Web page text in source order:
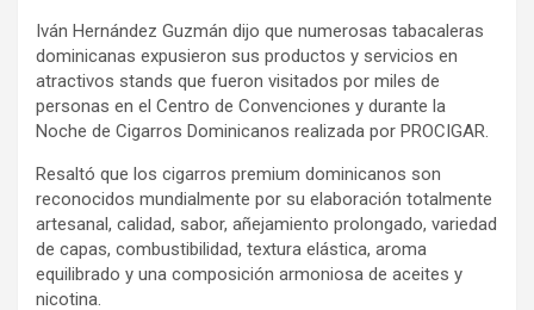
Iván Hernández Guzmán dijo que numerosas tabacaleras
dominicanas expusieron sus productos y servicios en
atractivos stands que fueron visitados por miles de
personas en el Centro de Convenciones y durante la
Noche de Cigarros Dominicanos realizada por PROCIGAR.
Resaltó que los cigarros premium dominicanos son
reconocidos mundialmente por su elaboración totalmente
artesanal, calidad, sabor, añejamiento prolongado, variedad
de capas, combustibilidad, textura elástica, aroma
equilibrado y una composición armoniosa de aceites y
nicotina.